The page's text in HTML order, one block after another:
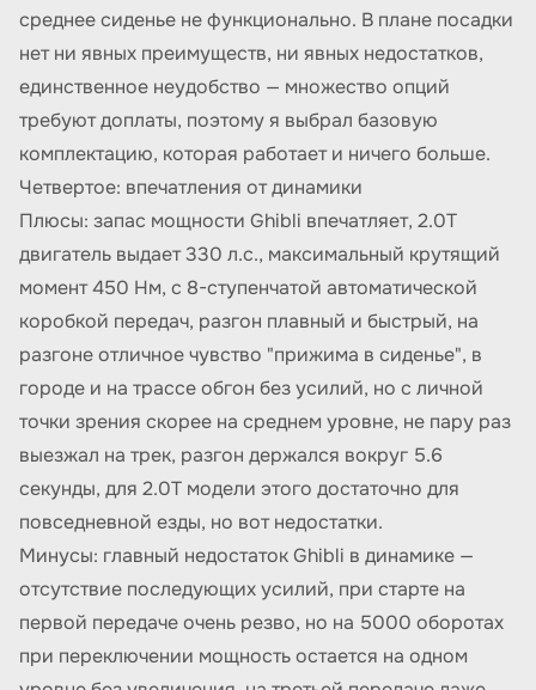
среднее сиденье не функционально. В плане посадки
нет ни явных преимуществ, ни явных недостатков,
единственное неудобство — множество опций
требуют доплаты, поэтому я выбрал базовую
комплектацию, которая работает и ничего больше.
Четвертое: впечатления от динамики
Плюсы: запас мощности Ghibli впечатляет, 2.0T
двигатель выдает 330 л.с., максимальный крутящий
момент 450 Нм, с 8-ступенчатой автоматической
коробкой передач, разгон плавный и быстрый, на
разгоне отличное чувство "прижима в сиденье", в
городе и на трассе обгон без усилий, но с личной
точки зрения скорее на среднем уровне, не пару раз
выезжал на трек, разгон держался вокруг 5.6
секунды, для 2.0T модели этого достаточно для
повседневной езды, но вот недостатки.
Минусы: главный недостаток Ghibli в динамике —
отсутствие последующих усилий, при старте на
первой передаче очень резво, но на 5000 оборотах
при переключении мощность остается на одном